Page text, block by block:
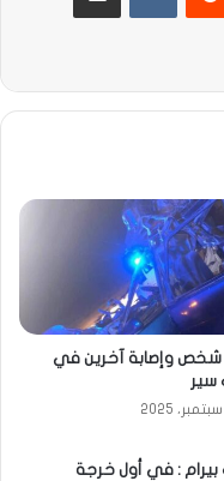
شخص وإصابة آخرين في
سير
بيرام : في أول خرجة